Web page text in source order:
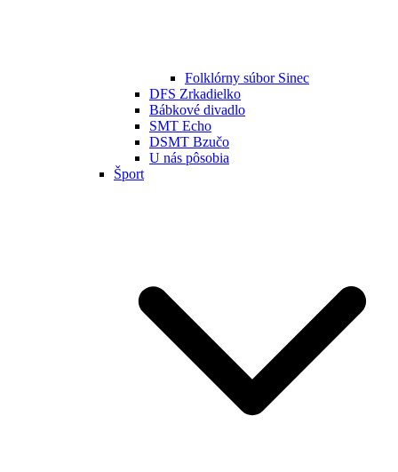
Folklórny súbor Sinec
DFS Zrkadielko
Bábkové divadlo
SMT Echo
DSMT Bzučo
U nás pôsobia
Šport